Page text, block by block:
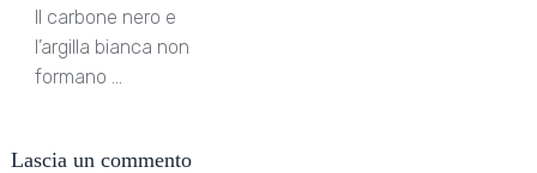
Il carbone nero e
l’argilla bianca non
formano …
Lascia un commento